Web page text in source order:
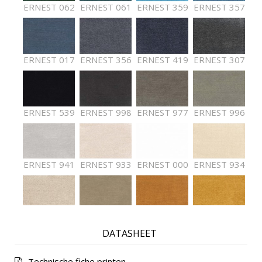
ERNEST 062 ERNEST 061 ERNEST 359 ERNEST 357
ERNEST 017 ERNEST 356 ERNEST 419 ERNEST 307
ERNEST 539 ERNEST 998 ERNEST 977 ERNEST 996
ERNEST 941 ERNEST 933 ERNEST 000 ERNEST 934
DATASHEET